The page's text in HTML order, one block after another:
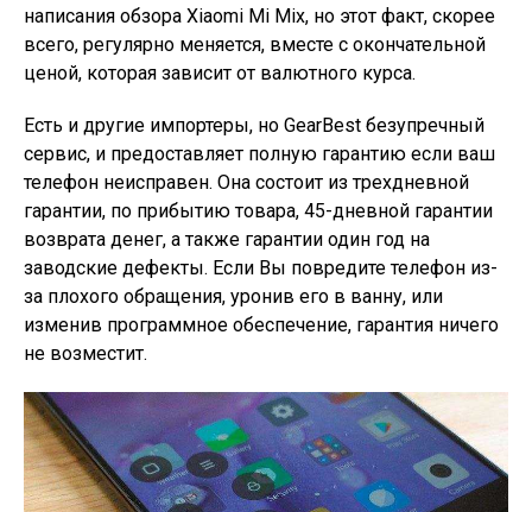
написания обзора Xiaomi Mi Mix, но этот факт, скорее
всего, регулярно меняется, вместе с окончательной
ценой, которая зависит от валютного курса.
Есть и другие импортеры, но GearBest безупречный
сервис, и предоставляет полную гарантию если ваш
телефон неисправен. Она состоит из трехдневной
гарантии, по прибытию товара, 45-дневной гарантии
возврата денег, а также гарантии один год на
заводские дефекты. Если Вы повредите телефон из-
за плохого обращения, уронив его в ванну, или
изменив программное обеспечение, гарантия ничего
не возместит.